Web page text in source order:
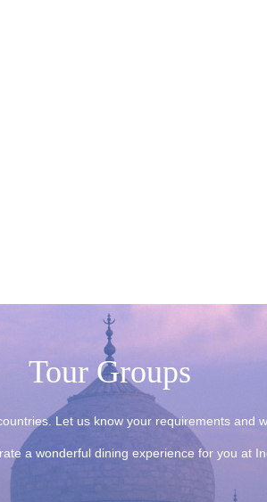
Tour Groups
Let us know your requirements and
a wonderful dining experience for you at